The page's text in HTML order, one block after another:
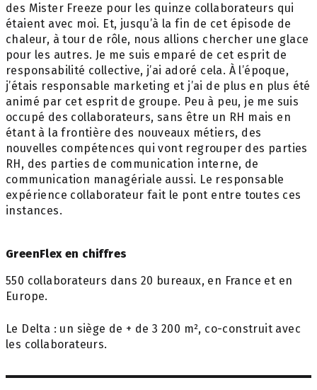
des Mister Freeze pour les quinze collaborateurs qui
étaient avec moi. Et, jusqu’à la fin de cet épisode de
chaleur, à tour de rôle, nous allions chercher une glace
pour les autres. Je me suis emparé de cet esprit de
responsabilité collective, j’ai adoré cela. À l’époque,
j’étais responsable marketing et j’ai de plus en plus été
animé par cet esprit de groupe. Peu à peu, je me suis
occupé des collaborateurs, sans être un RH mais en
étant à la frontière des nouveaux métiers, des
nouvelles compétences qui vont regrouper des parties
RH, des parties de communication interne, de
communication managériale aussi. Le responsable
expérience collaborateur fait le pont entre toutes ces
instances.
GreenFlex en chiffres
550 collaborateurs dans 20 bureaux, en France et en
Europe.
Le Delta : un siège de + de 3 200 m², co-construit avec
les collaborateurs.